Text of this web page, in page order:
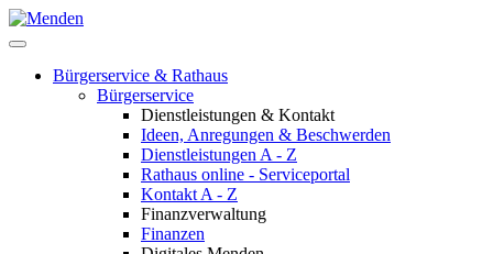
Bürgerservice & Rathaus
Bürgerservice
Dienstleistungen & Kontakt
Ideen, Anregungen & Beschwerden
Dienstleistungen A - Z
Rathaus online - Serviceportal
Kontakt A - Z
Finanzverwaltung
Finanzen